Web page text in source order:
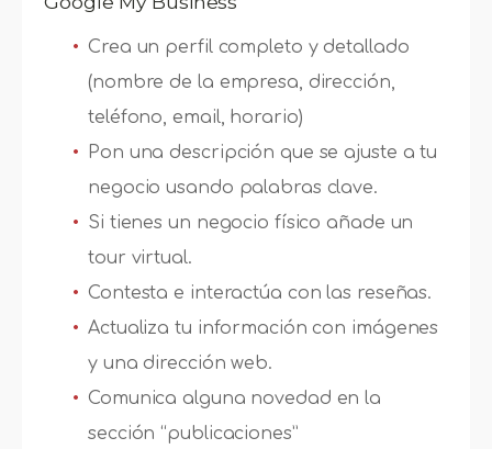
Crea un perfil completo y detallado
(nombre de la empresa, dirección,
teléfono, email, horario)
Pon una descripción que se ajuste a tu
negocio usando palabras clave.
Si tienes un negocio físico añade un
tour virtual.
Contesta e interactúa con las reseñas.
Actualiza tu información con imágenes
y una dirección web.
Comunica alguna novedad en la
sección “publicaciones”